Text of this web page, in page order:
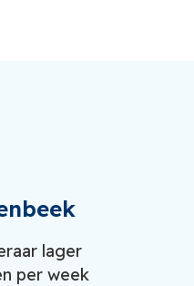
lager
per week